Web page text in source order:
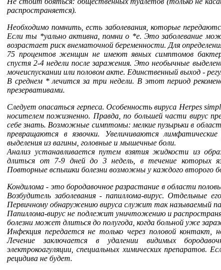
распространяется).
Необходимо помнить, есть заболевания, которые
Если ты *уально активна, помни о *е. Это заболевание
возрастает риск внематочной беременности. Для
75 процентов женщин не имеют явных симптомов
спустя 2-4 недели после заражения. Это необычные
мочеиспускании или половом акте. Единственный выход -
В среднем * лечится за три недели. В этот период
презервативами.
Следует опасаться герпеса. Особенность вируса Herpes
носителем пожизненно. Правда, по большей части вирус
себе знать. Возможные симптомы: мелкие пузырьки в
превращаются в язвочки. Увеличиваются
выделения из вагины, головные и мышечные боли.
Анализ устанавливается путем взятия жидкости из
длиться от 7-9 дней до 3 недель, в течение которых
Повторные вспышки болезни возможны у каждого второго
Кондилома - это бородавочное разрастание в области
Возбудитель заболевания - папиллома-вирус. Отдельные
Первичному обнаружению вируса служит так называемый
Папиллома-вирус не подлежит уничтожению и
болезни может длиться до полугода, когда больной уже
Инфекция передается не только через половой контакт,
Лечение заключается в удалении видимых
электрокоагуляции, специальных химических препаратов.
рецидива не будет.